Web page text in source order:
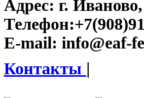
Адрес: г.
Телефон:
E-mail: info@eaf-
Контакты |